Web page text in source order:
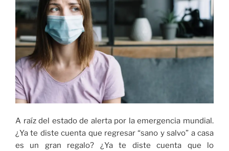
A raíz del estado de alerta por la emergencia mundial.
¿Ya te diste cuenta que regresar “sano y salvo” a casa
es un gran regalo? ¿Ya te diste cuenta que lo